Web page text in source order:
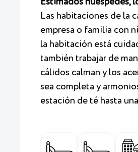
Las habitaciones de la
empresa o familia con
la habitación está
también trabajar de
cálidos calman y los
sea completa y
estación de té hasta